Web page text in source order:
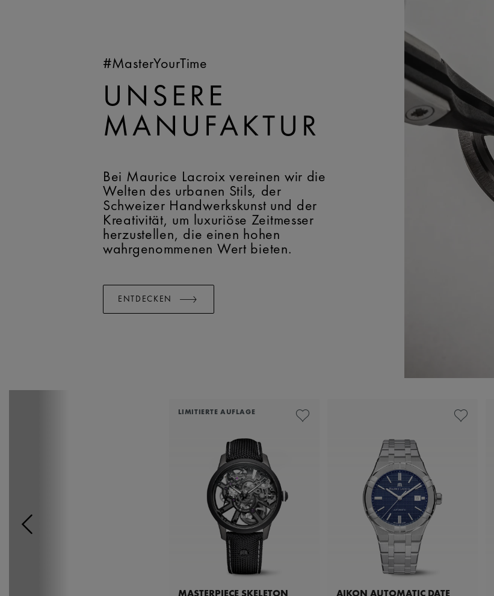
#MasterYourTime
UNSERE
MANUFAKTUR
Bei Maurice Lacroix vereinen wir die
Welten des urbanen Stils, der
Schweizer Handwerkskunst und der
Kreativität, um luxuriöse Zeitmesser
herzustellen, die einen hohen
wahrgenommenen Wert bieten.
ENTDECKEN
LIMITIERTE AUFLAGE
MASTERPIECE SKELETON
AIKON AUTOMATIC DATE